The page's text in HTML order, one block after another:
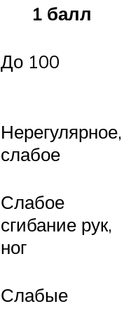
1 балл
До 100
Нерегулярное,
слабое
Слабое
сгибание рук,
ног
Слабые